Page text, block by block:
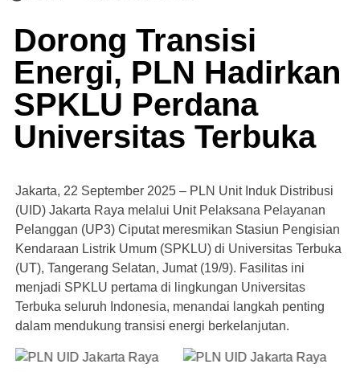
Dorong Transisi
Energi, PLN Hadirkan
SPKLU Perdana
Universitas Terbuka
Jakarta, 22 September 2025 – PLN Unit Induk Distribusi
(UID) Jakarta Raya melalui Unit Pelaksana Pelayanan
Pelanggan (UP3) Ciputat meresmikan Stasiun Pengisian
Kendaraan Listrik Umum (SPKLU) di Universitas Terbuka
(UT), Tangerang Selatan, Jumat (19/9). Fasilitas ini
menjadi SPKLU pertama di lingkungan Universitas
Terbuka seluruh Indonesia, menandai langkah penting
dalam mendukung transisi energi berkelanjutan.
PLN UID Jakarta Raya
PLN UID Jakarta Raya